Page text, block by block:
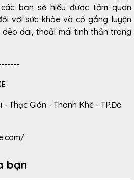
bạn sẽ hiểu được tầm quan
với sức khỏe và cố gắng luyện
dai, thoải mái tinh thần trong
Thạc Gián - Thanh Khê - TP.Đà
bạn